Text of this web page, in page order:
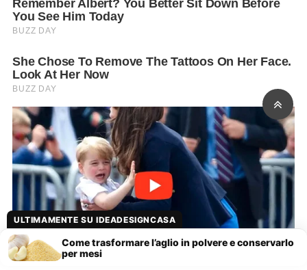
ULTIMAMENTE SU IDEADESIGNCASA
Come trasformare l’aglio in polvere e conservarlo
per mesi